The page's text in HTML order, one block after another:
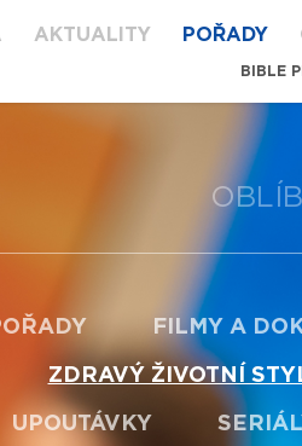
AKTUALITY POŘADY
BIBLE
FILMY A
ZDRAVÝ ŽIVOTNÍ
UPOUTÁVKY